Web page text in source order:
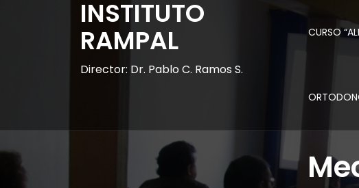
INSTITUTO
RAMPAL
Director: Dr. Pablo C. Ramos S.
CURSO